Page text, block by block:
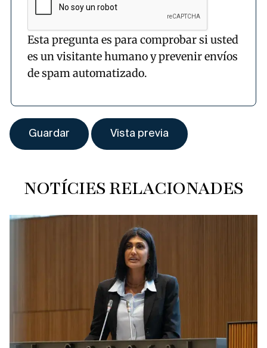
Esta pregunta es para comprobar si usted
es un visitante humano y prevenir envíos
de spam automatizado.
NOTÍCIES RELACIONADES